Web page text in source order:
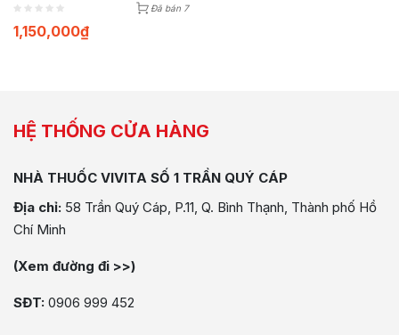
Đã bán 7
1,150,000₫
HỆ THỐNG CỬA HÀNG
NHÀ THUỐC VIVITA SỐ 1 TRẦN QUÝ CÁP
Địa chỉ: 58 Trần Quý Cáp, P.11, Q. Bình Thạnh, Thành phố Hồ
Chí Minh
(Xem đường đi >>)
SĐT: 0906 999 452